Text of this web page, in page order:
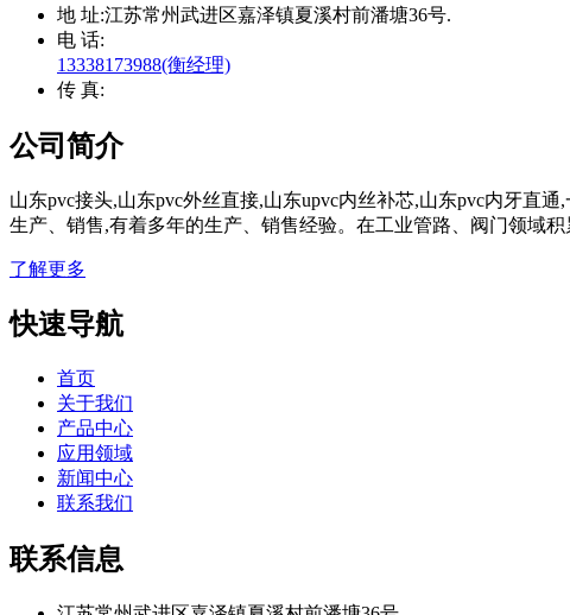
地 址:江苏常州武进区嘉泽镇夏溪村前潘塘36号.
电 话:
13338173988(衡经理)
传 真:
公司简介
山东pvc接头,山东pvc外丝直接,山东upvc内丝补芯,山东pvc内牙直
生产、销售,有着多年的生产、销售经验。在工业管路、阀门领域积
了解更多
快速导航
首页
关于我们
产品中心
应用领域
新闻中心
联系我们
联系信息